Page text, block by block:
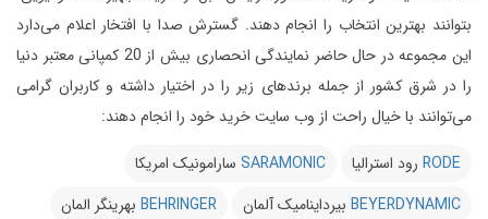
بتوانند بهترین انتخاب را انجام دهند. گسترش صدا با افتخار اعلام می‌دارد
این مجموعه در حال حاضر نمایندگی انحصاری بیش از 20 کمپانی معتبر دنیا
را در شرق کشور از جمله برندهای زیر را در اختیار داشته و کاربران گرامی
می‌توانند با خیال راحت از وب سایت خرید خود را انجام دهند:
RODE رود استرالیا SARAMONIC سارامونیک امریکا
BEYERDYNAMIC بیرداینامیک آلمان BEHRINGER بهرینگر المان